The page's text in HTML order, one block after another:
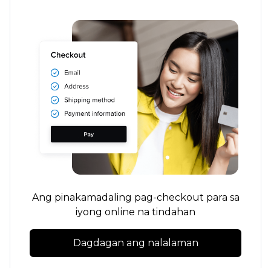
Ang pinakamadaling pag-checkout para sa
iyong online na tindahan
Dagdagan ang nalalaman